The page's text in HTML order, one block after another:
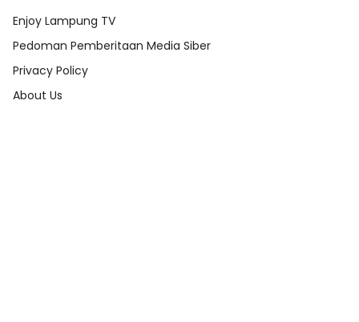
Enjoy Lampung TV
Pedoman Pemberitaan Media Siber
Privacy Policy
About Us